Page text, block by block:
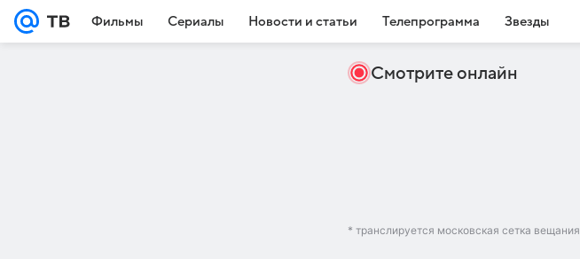
Фильмы Сериалы Новости и статьи Телепрограмма Звезды
Смотрите онлайн
* транслируется московская сетка вещания